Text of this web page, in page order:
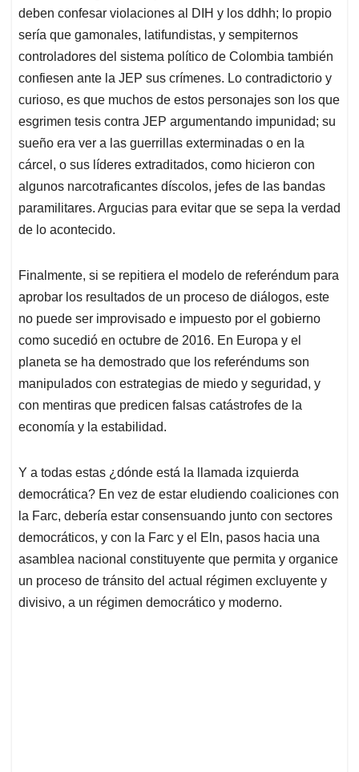
deben confesar violaciones al DIH y los ddhh; lo propio
sería que gamonales, latifundistas, y sempiternos
controladores del sistema político de Colombia también
confiesen ante la JEP sus crímenes. Lo contradictorio y
curioso, es que muchos de estos personajes son los que
esgrimen tesis contra JEP argumentando impunidad; su
sueño era ver a las guerrillas exterminadas o en la
cárcel, o sus líderes extraditados, como hicieron con
algunos narcotraficantes díscolos, jefes de las bandas
paramilitares. Argucias para evitar que se sepa la verdad
de lo acontecido.
Finalmente, si se repitiera el modelo de referéndum para
aprobar los resultados de un proceso de diálogos, este
no puede ser improvisado e impuesto por el gobierno
como sucedió en octubre de 2016. En Europa y el
planeta se ha demostrado que los referéndums son
manipulados con estrategias de miedo y seguridad, y
con mentiras que predicen falsas catástrofes de la
economía y la estabilidad.
Y a todas estas ¿dónde está la llamada izquierda
democrática? En vez de estar eludiendo coaliciones con
la Farc, debería estar consensuando junto con sectores
democráticos, y con la Farc y el Eln, pasos hacia una
asamblea nacional constituyente que permita y organice
un proceso de tránsito del actual régimen excluyente y
divisivo, a un régimen democrático y moderno.